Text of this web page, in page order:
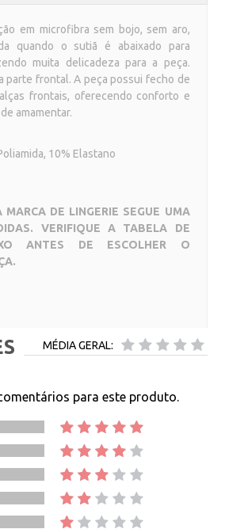
em microfibra sem bojo, sem aro,
quando o sutiã é abaixado para
muita delicadeza para a peça.
parte frontal. A peça possui fecho de
frontais, oferecendo conforto e
amamentar.
10% Elastano
DE LINGERIE SEGUE UMA
VERIFIQUE A TABELA DE
ANTES DE ESCOLHER O
MÉDIA GERAL:
para este produto.